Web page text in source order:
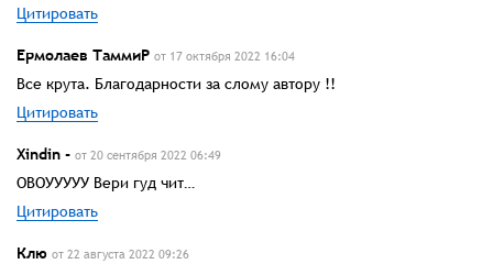
Цитировать
Ермолаев ТаммиР от 17 октября 2022 16:04
Все крута. Благодарности за слому автору !!
Цитировать
Xindin - от 20 сентября 2022 06:49
ОВОУУУУУ Вери гуд чит…
Цитировать
Клю от 22 августа 2022 09:26